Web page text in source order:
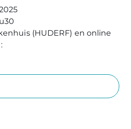
(HUDERF) en online